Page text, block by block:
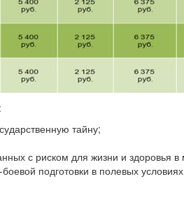
тайну;
с риском для жизни и здоровья
подготовки в полевых